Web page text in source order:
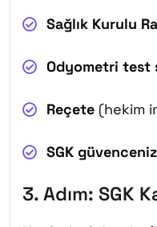
Sağlık Kurulu
Odyometri test
Reçete (hekim
SGK güvenceniz
3. Adım: SGK